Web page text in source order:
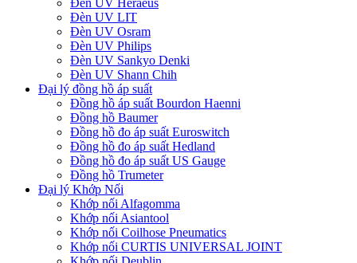
Đèn UV LIT
Đèn UV Osram
Đèn UV Philips
Đèn UV Sankyo Denki
Đèn UV Shann Chih
Đại lý đồng hồ áp suất
Đồng hồ áp suất Bourdon Haenni
Đồng hồ Baumer
Đồng hồ đo áp suất Euroswitch
Đồng hồ đo áp suất Hedland
Đồng hồ đo áp suất US Gauge
Đồng hồ Trumeter
Đại lý Khớp Nối
Khớp nối Alfagomma
Khớp nối Asiantool
Khớp nối Coilhose Pneumatics
Khớp nối CURTIS UNIVERSAL JOINT